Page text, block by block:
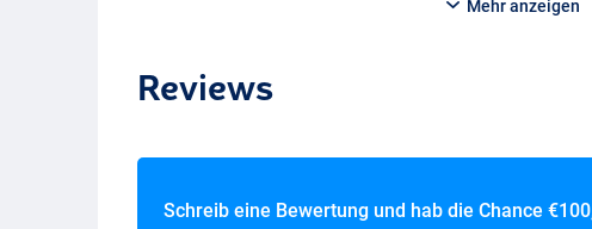
Mehr anzeigen
Reviews
Schreib eine Bewertung und hab die Chance